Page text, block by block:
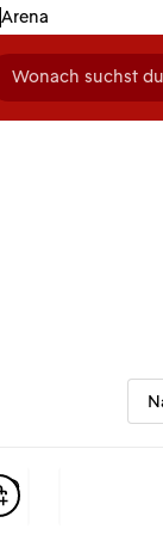
Arena
Wonach suchst